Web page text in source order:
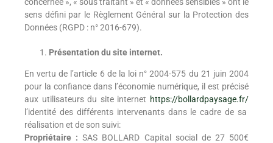
sens défini par le Règlement Général sur la Protection des
Données (RGPD : n° 2016-679).
Présentation du site internet.
En vertu de l’article 6 de la loi n° 2004-575 du 21 juin 2004
pour la confiance dans l’économie numérique, il est précisé
aux utilisateurs du site internet https://bollardpaysage.fr/
l’identité des différents intervenants dans le cadre de sa
réalisation et de son suivi:
Propriétaire : SAS BOLLARD Capital social de 27 500€